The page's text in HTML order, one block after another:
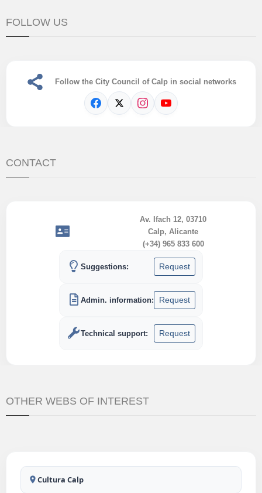
FOLLOW US
Follow the City Council of Calp in social networks
CONTACT
Av. Ifach 12, 03710
Calp, Alicante
(+34) 965 833 600
Suggestions: Request
Admin. information: Request
Technical support: Request
OTHER WEBS OF INTEREST
Cultura Calp